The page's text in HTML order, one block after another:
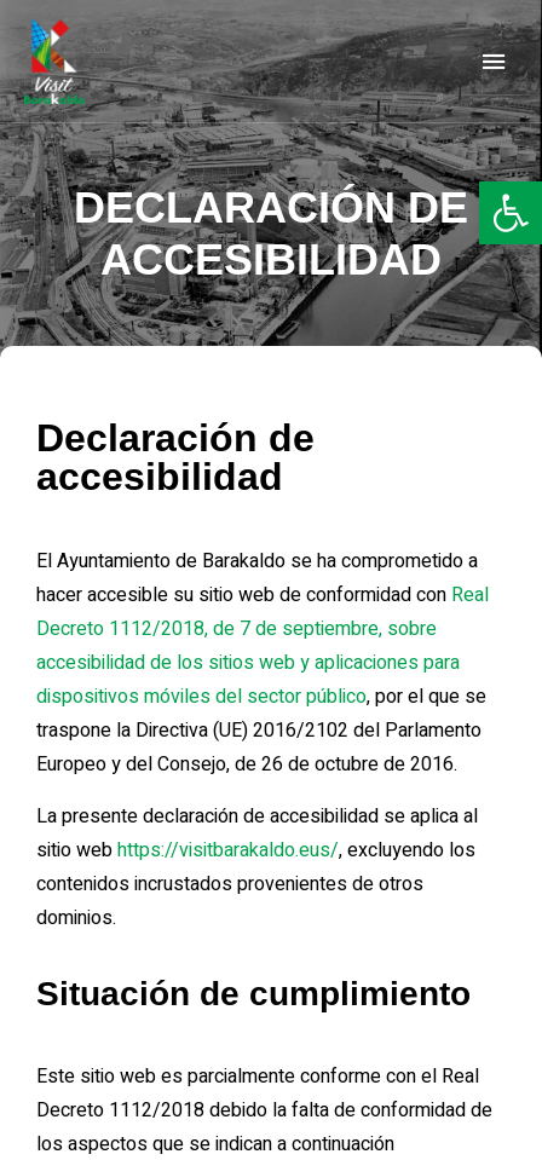
VISIT BARAKALDO
Barakaldo Turismo
DECLARACIÓN DE
ACCESIBILIDAD
Declaración de
accesibilidad
El Ayuntamiento de Barakaldo se ha comprometido a
hacer accesible su sitio web de conformidad con Real
Decreto 1112/2018, de 7 de septiembre, sobre
accesibilidad de los sitios web y aplicaciones para
dispositivos móviles del sector público, por el que se
traspone la Directiva (UE) 2016/2102 del Parlamento
Europeo y del Consejo, de 26 de octubre de 2016.
La presente declaración de accesibilidad se aplica al
sitio webhttps://visitbarakaldo.eus/, excluyendo los
contenidos incrustados provenientes de otros
dominios.
Situación de cumplimiento
Este sitio web es parcialmente conforme con el Real
Decreto 1112/2018 debido la falta de conformidad de
los aspectos que se indican a continuación